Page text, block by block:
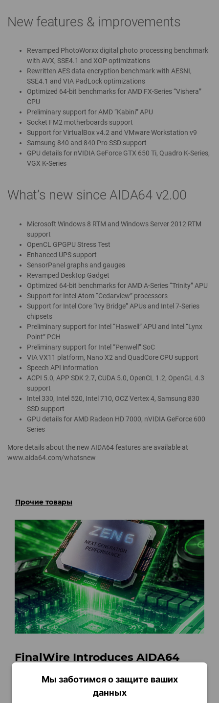
New features & improvements
Revamped PhotoWorxx digital photo processing benchmark
with AVX, SSE4.1 and XOP optimizations
Rewritten AES data encryption benchmark with AESNI,
SSE4.1 and VIA PadLock optimizations
Optimized 64-bit benchmarks for AMD FX-Series “Vishera”
CPU
Preliminary support for AMD “Kabini” APU
Socket FM2 motherboards support
Support for VirtualBox v4.2 and VMware Workstation v9
Samsung 840 and 840 Pro SSD support
GPU details for nVIDIA GeForce GTX 650 Ti, Quadro K-Series,
VGX K-Series
What’s new since AIDA64 v2.00
Microsoft Windows 8 RTM and Windows Server 2012 RTM
support
OpenCL GPGPU Stress Test
Enhanced UPS support
SensorPanel graphs and gauges
Revamped Desktop Gadget
Optimized 64-bit benchmarks for AMD A-Series “Trinity” APU
Support for Intel Atom “Cedarview” processors
Support for Intel Core “Ivy Bridge” APUs and Intel 7-Series
chipsets
Preliminary support for Intel “Haswell” APU and Intel “Lynx
Point” PCH
Preliminary support for Intel “Penwell” SoC
VIA VX11 platform, Nano X2 and QuadCore CPU support
Speech API information
ACPI 5.0, APP SDK 2.7, CUDA 5.0, OpenCL 1.2, OpenGL 4.3
support
Intel 330, Intel 520, Intel 710, OCZ Vertex 4, Samsung 830
SSD support
GPU details for AMD Radeon HD 7000, nVIDIA GeForce 600
Series
More details about the new AIDA64 features are available at
www.aida64.com/whatsnew
Прочие товары
FinalWire Introduces AIDA64
v8.35Мы заботимся о защите ваших
данных